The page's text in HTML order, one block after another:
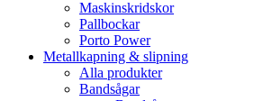
Maskinskridskor
Pallbockar
Porto Power
Metallkapning & slipning
Alla produkter
Bandsågar